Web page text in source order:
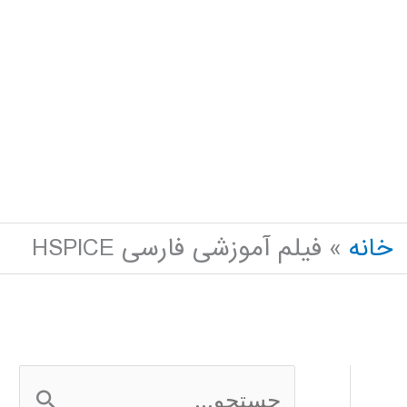
خانه
فیلم آموزشی فارسی HSPICE